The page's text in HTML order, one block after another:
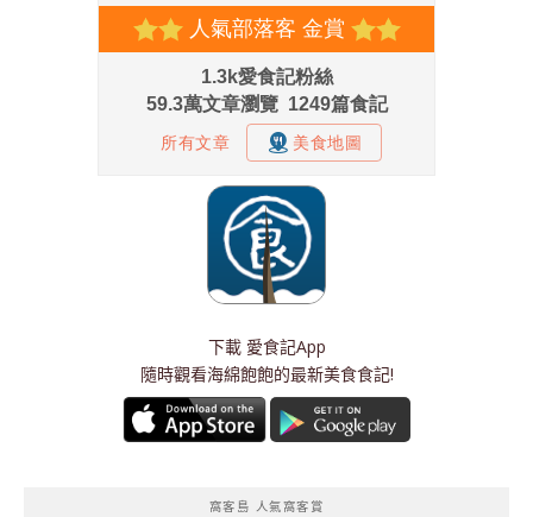
下載 愛食記App
隨時觀看海綿飽飽的最新美食食記!
窩客島 人氣窩客賞